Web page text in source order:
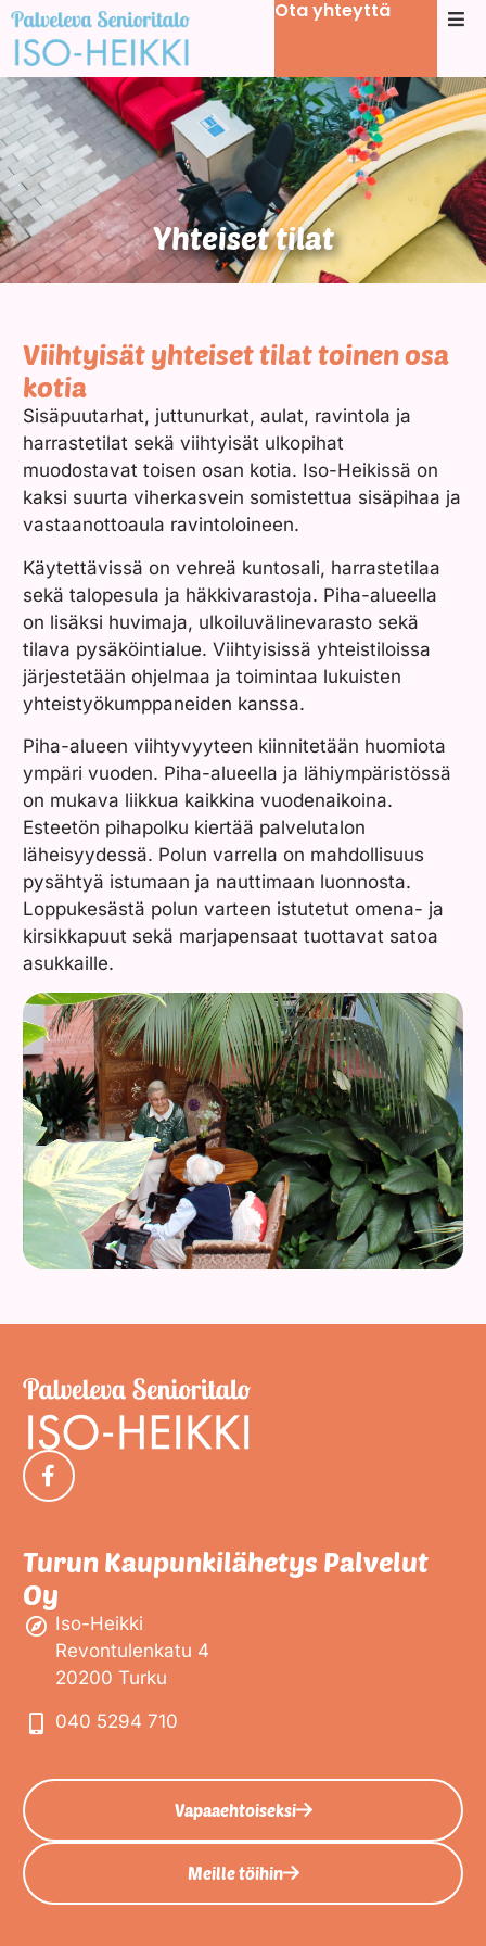
Ota yhteyttä
Yhteiset tilat
Viihtyisät yhteiset tilat toinen osa
kotia
Sisäpuutarhat, juttunurkat, aulat, ravintola ja
harrastetilat sekä viihtyisät ulkopihat
muodostavat toisen osan kotia. Iso-Heikissä on
kaksi suurta viherkasvein somistettua sisäpihaa ja
vastaanottoaula ravintoloineen.
Käytettävissä on vehreä kuntosali, harrastetilaa
sekä talopesula ja häkkivarastoja. Piha-alueella
on lisäksi huvimaja, ulkoiluvälinevarasto sekä
tilava pysäköintialue. Viihtyisissä yhteistiloissa
järjestetään ohjelmaa ja toimintaa lukuisten
yhteistyökumppaneiden kanssa.
Piha-alueen viihtyvyyteen kiinnitetään huomiota
ympäri vuoden. Piha-alueella ja lähiympäristössä
on mukava liikkua kaikkina vuodenaikoina.
Esteetön pihapolku kiertää palvelutalon
läheisyydessä. Polun varrella on mahdollisuus
pysähtyä istumaan ja nauttimaan luonnosta.
Loppukesästä polun varteen istutetut omena- ja
kirsikkapuut sekä marjapensaat tuottavat satoa
asukkaille.
Turun Kaupunkilähetys Palvelut
Oy
Iso-Heikki
Revontulenkatu 4
20200 Turku
040 5294 710
Vapaaehtoiseksi
Meille töihin